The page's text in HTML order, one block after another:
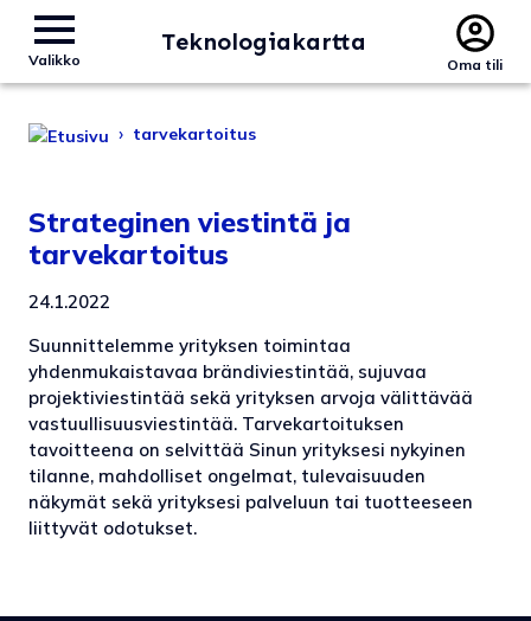
Valikko
Teknologiakartta
Oma tili
› tarvekartoitus
Strateginen viestintä ja
tarvekartoitus
24.1.2022
Suunnittelemme yrityksen toimintaa
yhdenmukaistavaa brändiviestintää, sujuvaa
projektiviestintää sekä yrityksen arvoja välittävää
vastuullisuusviestintää. Tarvekartoituksen
tavoitteena on selvittää Sinun yrityksesi nykyinen
tilanne, mahdolliset ongelmat, tulevaisuuden
näkymät sekä yrityksesi palveluun tai tuotteeseen
liittyvät odotukset.